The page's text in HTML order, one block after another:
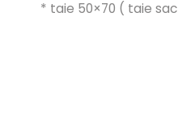
* taie 50×70 ( taie